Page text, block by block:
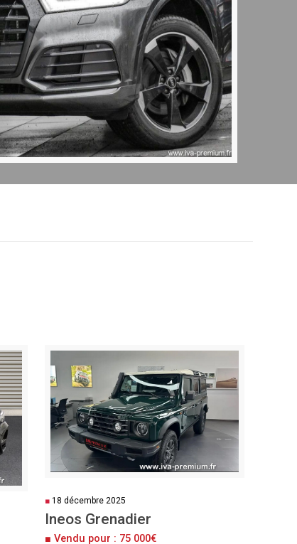
■18 décembre 2025
Ineos Grenadier
■ Vendu pour : 75 000€